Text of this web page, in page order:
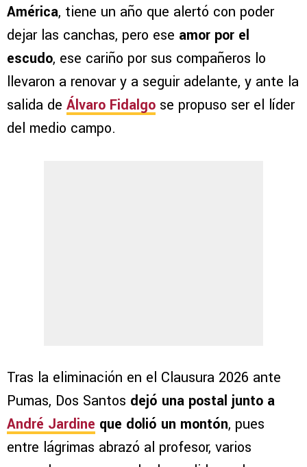
América, tiene un año que alertó con poder
dejar las canchas, pero ese amor por el
escudo, ese cariño por sus compañeros lo
llevaron a renovar y a seguir adelante, y ante la
salida de Álvaro Fidalgo se propuso ser el líder
del medio campo.
Tras la eliminación en el Clausura 2026 ante
Pumas, Dos Santos dejó una postal junto a
André Jardine que dolió un montón, pues
entre lágrimas abrazó al profesor, varios